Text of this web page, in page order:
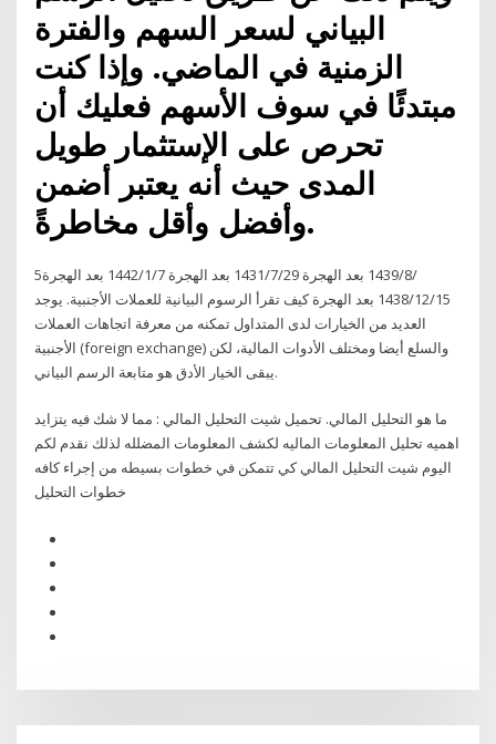
البياني لسعر السهم والفترة
الزمنية في الماضي. وإذا كنت
مبتدئًا في سوف الأسهم فعليك أن
تحرص على الإستثمار طويل
المدى حيث أنه يعتبر أضمن
وأفضل وأقل مخاطرةً.
5‏‏/8‏‏/1439 بعد الهجرة 29‏‏/7‏‏/1431 بعد الهجرة 7‏‏/1‏‏/1442 بعد الهجرة
15‏‏/12‏‏/1438 بعد الهجرة كيف تقرأ الرسوم البيانية للعملات الأجنبية. يوجد
العديد من الخيارات لدى المتداول تمكنه من معرفة اتجاهات العملات
الأجنبية (foreign exchange) والسلع أيضا ومختلف الأدوات المالية، لكن
يبقى الخيار الأدق هو متابعة الرسم البياني.
ما هو التحليل المالي. تحميل شيت التحليل المالي : مما لا شك فيه يتزايد
اهميه تحليل المعلومات الماليه لكشف المعلومات المضلله لذلك نقدم لكم
اليوم شيت التحليل المالي كي تتمكن في خطوات بسيطه من إجراء كافه
خطوات التحليل